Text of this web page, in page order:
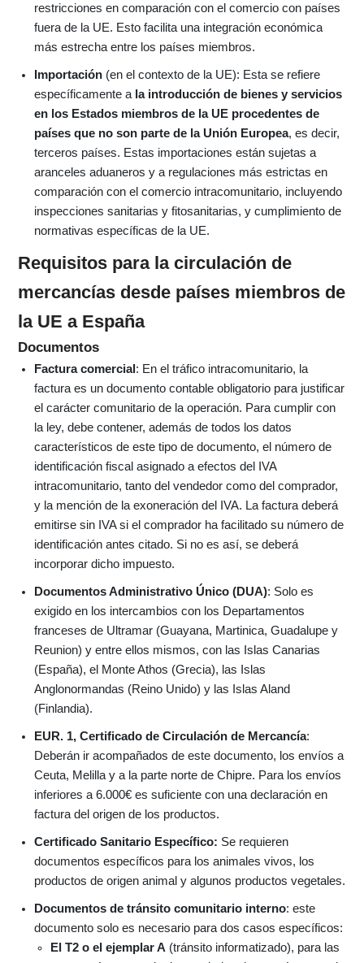
restricciones en comparación con el comercio con países
fuera de la UE. Esto facilita una integración económica
más estrecha entre los países miembros.
Importación(en el contexto de la UE): Esta se refiere
específicamente a la introducción de bienes y servicios
en los Estados miembros de la UE procedentes de
países que no son parte de la Unión Europea, es decir,
terceros países. Estas importaciones están sujetas a
aranceles aduaneros y a regulaciones más estrictas en
comparación con el comercio intracomunitario, incluyendo
inspecciones sanitarias y fitosanitarias, y cumplimiento de
normativas específicas de la UE.
Requisitos para la circulación de
mercancías desde países miembros de
la UE a España
Documentos
Factura comercial : En el tráfico intracomunitario, la
factura es un documento contable obligatorio para justificar
el carácter comunitario de la operación. Para cumplir con
la ley, debe contener, además de todos los datos
característicos de este tipo de documento, el número de
identificación fiscal asignado a efectos del IVA
intracomunitario, tanto del vendedor como del comprador,
y la mención de la exoneración del IVA. La factura deberá
emitirse sin IVA si el comprador ha facilitado su número de
identificación antes citado. Si no es así, se deberá
incorporar dicho impuesto.
Documentos Administrativo Único (DUA): Solo es
exigido en los intercambios con los Departamentos
franceses de Ultramar (Guayana, Martinica, Guadalupe y
Reunion) y entre ellos mismos, con las Islas Canarias
(España), el Monte Athos (Grecia), las Islas
Anglonormandas (Reino Unido) y las Islas Aland
(Finlandia).
EUR. 1, Certificado de Circulación de Mercancía:
Deberán ir acompañados de este documento, los envíos a
Ceuta, Melilla y a la parte norte de Chipre. Para los envíos
inferiores a 6.000€ es suficiente con una declaración en
factura del origen de los productos.
Certificado Sanitario Específico: Se requieren
documentos específicos para los animales vivos, los
productos de origen animal y algunos productos vegetales.
Documentos de tránsito comunitario interno: este
documento solo es necesario para dos casos específicos:
El T2 o el ejemplar A (tránsito informatizado), para las